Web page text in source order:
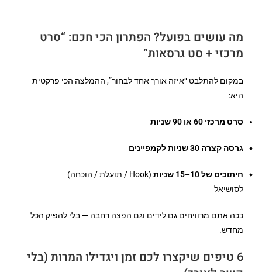
מה עושים בפועל? הפתרון הכי חכם: “סרט
מרכזי + סט גרסאות”
במקום להתלבט “איזה אורך אחד לבחור”, ההמלצה הכי פרקטית
היא:
סרט מרכזי 60 או 90 שניות
גרסה קצרה 30 שניות לקמפיינים
חיתוכים של 10–15 שניות
(Hook / תועלת / הוכחה)
לסושיאל
ככה אתם מרוויחים גם לידים וגם הפצה רחבה — בלי להפיק הכל
מחדש.
6 טיפים שיקצרו לכם זמן ויגדילו המרות (בלי